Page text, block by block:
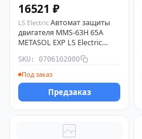
16521 ₽
LS Electric Автомат защиты
двигателя MMS-63H 65A
METASOL EXP LS Electric
SKU: 0706102000
Под заказ
Предзаказ